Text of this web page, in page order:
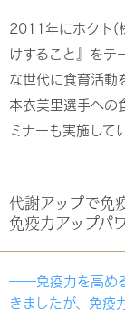
2011年にホクト(
けすること』をテ
な世代に食育活動
本衣美里選手への
ミナーも実施して
代謝アップで免
免疫力アップパ
――免疫力を高め
きましたが、免疫